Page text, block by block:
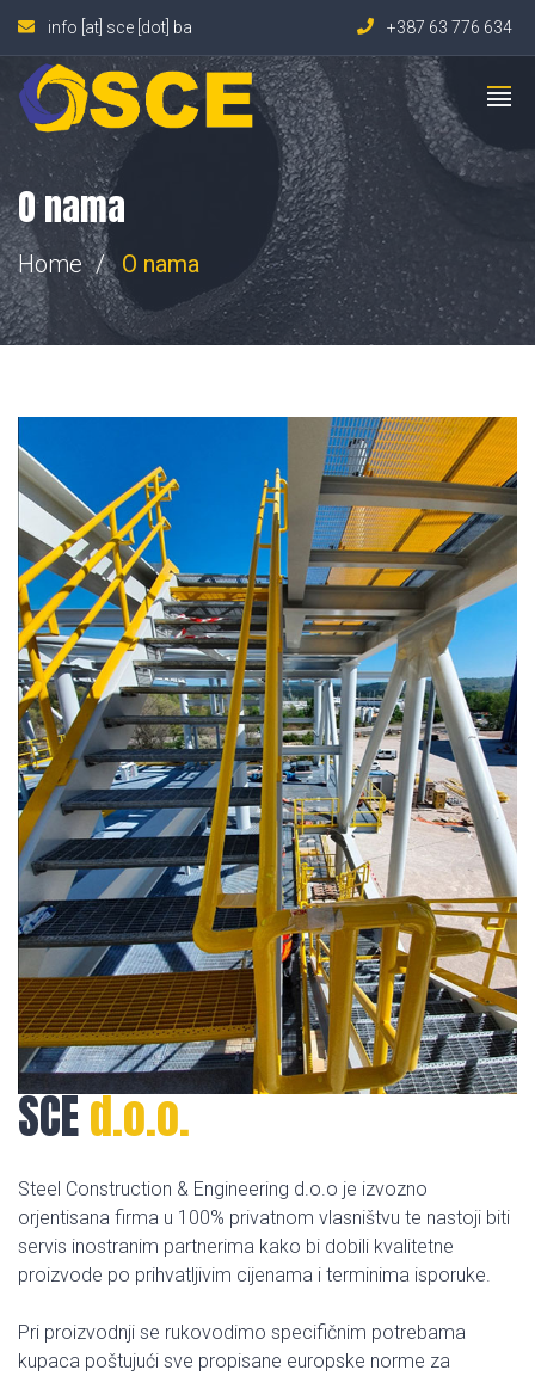
info [at] sce [dot] ba +387 63 776 634
O nama
Home O nama
SCEd.o.o.
Steel Construction & Engineering d.o.o je izvozno
orjentisana firma u 100% privatnom vlasništvu te nastoji biti
servis inostranim partnerima kako bi dobili kvalitetne
proizvode po prihvatljivim cijenama i terminima isporuke.
Pri proizvodnji se rukovodimo specifičnim potrebama
kupaca poštujući sve propisane europske norme za